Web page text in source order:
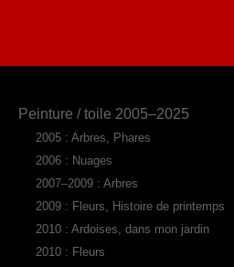
Peinture / toile 2005–2025
2005 : Arbres, Phares
2006 : Nuages
2007–2009 : Arbres
2009 : Fleurs, Histoire de printemps
2010 : Ardoises, dans mon jardin
2010 : Fleurs